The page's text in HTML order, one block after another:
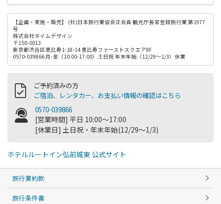
【企画・実施・販売】
(社)日本旅行業協会正会員 観光庁長官登録旅行業 第1977
号
株式会社タイムデザイン
〒150-0013
東京都渋谷区恵比寿1-18-14 恵比寿ファーストスクエア8F
0570-039866 月-金（10:00-17:00）土日祝 年末年始（12/29～1/3）休業
ご予約済みの方
ご宿泊、レンタカー、お支払い情報の確認はこちら
0570-039866
[営業時間] 平日 10:00～17:00
[休業日] 土日祝・年末年始(12/29～1/3)
ホテルルートイン弘前城東 公式サイト
旅行業約款
旅行条件書